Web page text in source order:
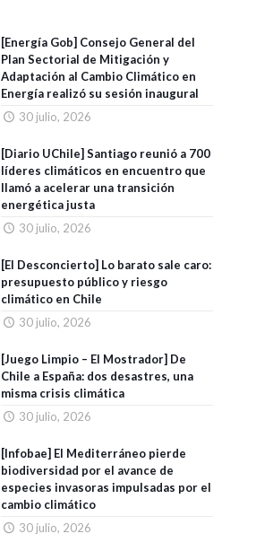
[Energía Gob] Consejo General del
Plan Sectorial de Mitigación y
Adaptación al Cambio Climático en
Energía realizó su sesión inaugural
30 julio, 2026
[Diario UChile] Santiago reunió a 700
líderes climáticos en encuentro que
llamó a acelerar una transición
energética justa
30 julio, 2026
[El Desconcierto] Lo barato sale caro:
presupuesto público y riesgo
climático en Chile
30 julio, 2026
[Juego Limpio – El Mostrador] De
Chile a España: dos desastres, una
misma crisis climática
30 julio, 2026
[Infobae] El Mediterráneo pierde
biodiversidad por el avance de
especies invasoras impulsadas por el
cambio climático
30 julio, 2026